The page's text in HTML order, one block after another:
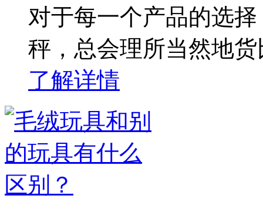
对于每一个产品的选
秤，总会理所当然地
了解详情